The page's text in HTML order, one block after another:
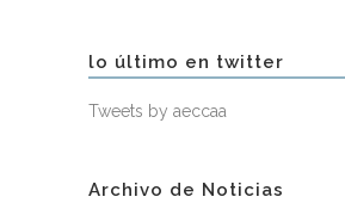
lo último en twitter
Tweets by aeccaa
Archivo de Noticias